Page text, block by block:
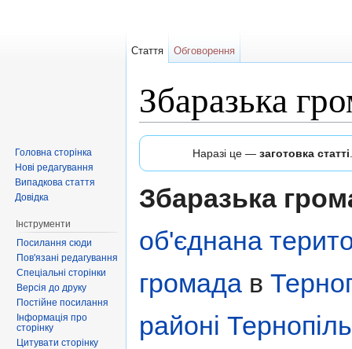
Збаразька
Наразі це — заготовка статті
Збаразька
об'єднана
громада в
районі
Стаття Обговорення
Головна сторінка
Нові редагування
Випадкова стаття
Довідка
Інструменти
Посилання сюди
Пов'язані редагування
Спеціальні сторінки
Версія до друку
Постійне посилання
Інформація про
сторінку
Цитувати сторінку